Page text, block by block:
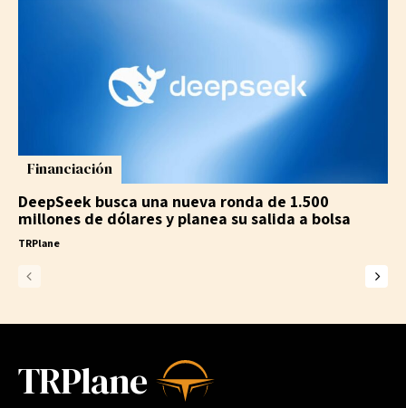
Financiación
DeepSeek busca una nueva ronda de 1.500
millones de dólares y planea su salida a bolsa
TRPlane
TRPlane